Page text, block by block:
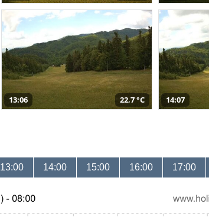
13:06 22,7 °C 14:07
13:00 14:00 15:00 16:00 17:00